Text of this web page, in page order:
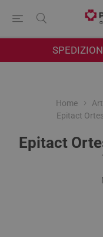
Home
Epitact
Epitact